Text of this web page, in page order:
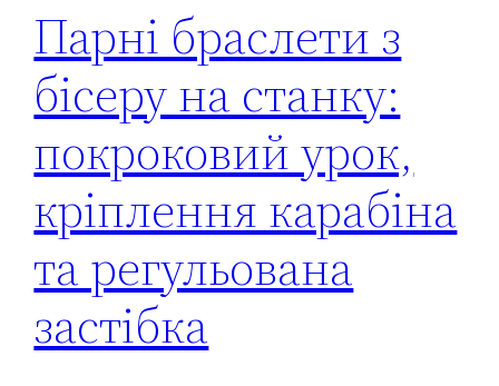
Парні браслети з
бісеру на станку:
покроковий урок,
кріплення карабіна
та регульована
застібка